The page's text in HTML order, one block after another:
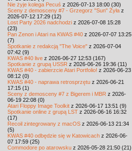
Nie żyje kolega Pecuś z 2026-07-13 18:00 (30)
Sceny z demosceny #7 - Grzegorz "Sun" Żyła z
2026-07-12 17:29 (12)
Lost Party 2026 nadchodzi z 2026-07-08 15:28
(23)
Pan Zenon i Atari na KWAS #40 z 2026-07-07 13:25
(7)
Spotkanie z redakcją "The Voice" z 2026-07-04
07:42 (9)
KWAS #40 live z 2026-06-27 12:53 (167)
Spotkanie z grupą USSR z 2026-06-26 19:36 (11)
KWAS #40 - zabierzcie Atari Portfolio! z 2026-06-23
08:12 (0)
KWAS #40 - naprawa retrosprzętu z 2026-06-21
17:15 (1)
Sceny z demosceny #7 z Bigerem i MBR z 2026-
06-19 22:08 (0)
Atari Floppy Image Toolkit z 2026-06-17 13:51 (9)
Spotkanie online z grupą LST z 2026-06-16 16:32
(17)
Recoil zintegrowany z macOS z 2026-06-13 21:34
(5)
KWAS #40 odbędzie się w Katowicach z 2026-06-
07 17:59 (25)
Commodore po atarowsku z 2026-05-28 21:50 (21)